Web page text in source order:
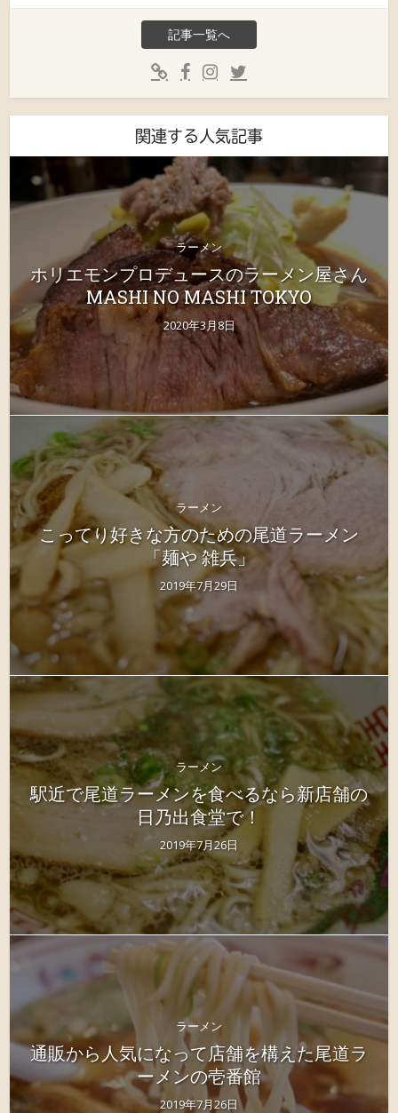
記事一覧へ
関連する人気記事
ラーメン
ホリエモンプロデュースのラーメン屋さん
MASHI NO MASHI TOKYO
2020年3月8日
ラーメン
こってり好きな方のための尾道ラーメン
「麺や 雑兵」
2019年7月29日
ラーメン
駅近で尾道ラーメンを食べるなら新店舗の
日乃出食堂で！
2019年7月26日
ラーメン
通販から人気になって店舗を構えた尾道ラ
ーメンの壱番館
2019年7月26日